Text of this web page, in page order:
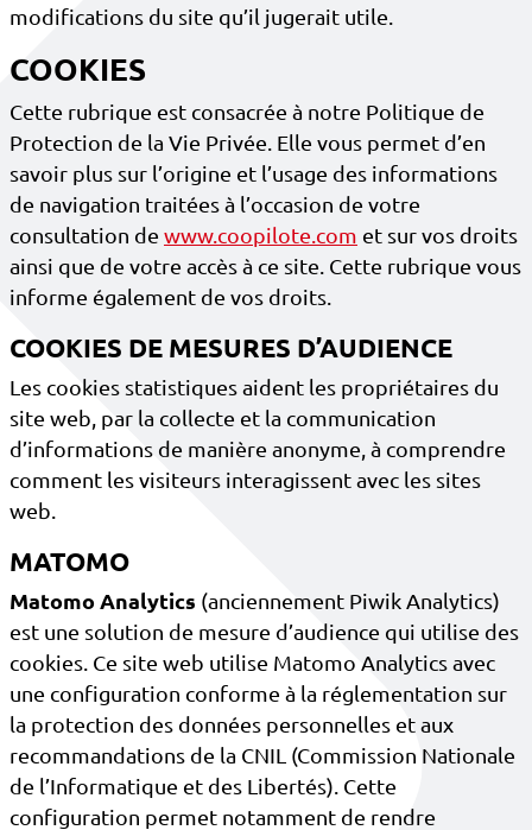
modifications du site qu’il jugerait utile.
COOKIES
Cette rubrique est consacrée à notre Politique de
Protection de la Vie Privée. Elle vous permet d’en
savoir plus sur l’origine et l’usage des informations
de navigation traitées à l’occasion de votre
consultation de www.coopilote.com et sur vos droits
ainsi que de votre accès à ce site. Cette rubrique vous
informe également de vos droits.
COOKIES DE MESURES D’AUDIENCE
Les cookies statistiques aident les propriétaires du
site web, par la collecte et la communication
d’informations de manière anonyme, à comprendre
comment les visiteurs interagissent avec les sites
web.
MATOMO
Matomo Analytics (anciennement Piwik Analytics)
est une solution de mesure d’audience qui utilise des
cookies. Ce site web utilise Matomo Analytics avec
une configuration conforme à la réglementation sur
la protection des données personnelles et aux
recommandations de la CNIL (Commission Nationale
de l’Informatique et des Libertés). Cette
configuration permet notamment de rendre